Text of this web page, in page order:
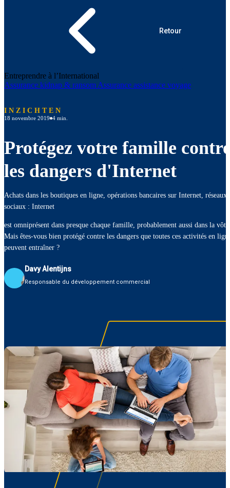
Retour
Entreprendre à l’International
Assurance kidnap & ransom Assurance assistance voyage
INZICHTEN
18 novembre 2019 4 min.
Protégez votre famille
les dangers d'Internet
Achats dans les boutiques en ligne, opérations bancaires sur Internet, réseaux
sociaux : Internet
est omniprésent dans presque chaque famille, probablement aussi dans la
Mais êtes-vous bien protégé contre les dangers que toutes ces activités en
peuvent entraîner ?
Davy Alentijns
Responsable du développement commercial